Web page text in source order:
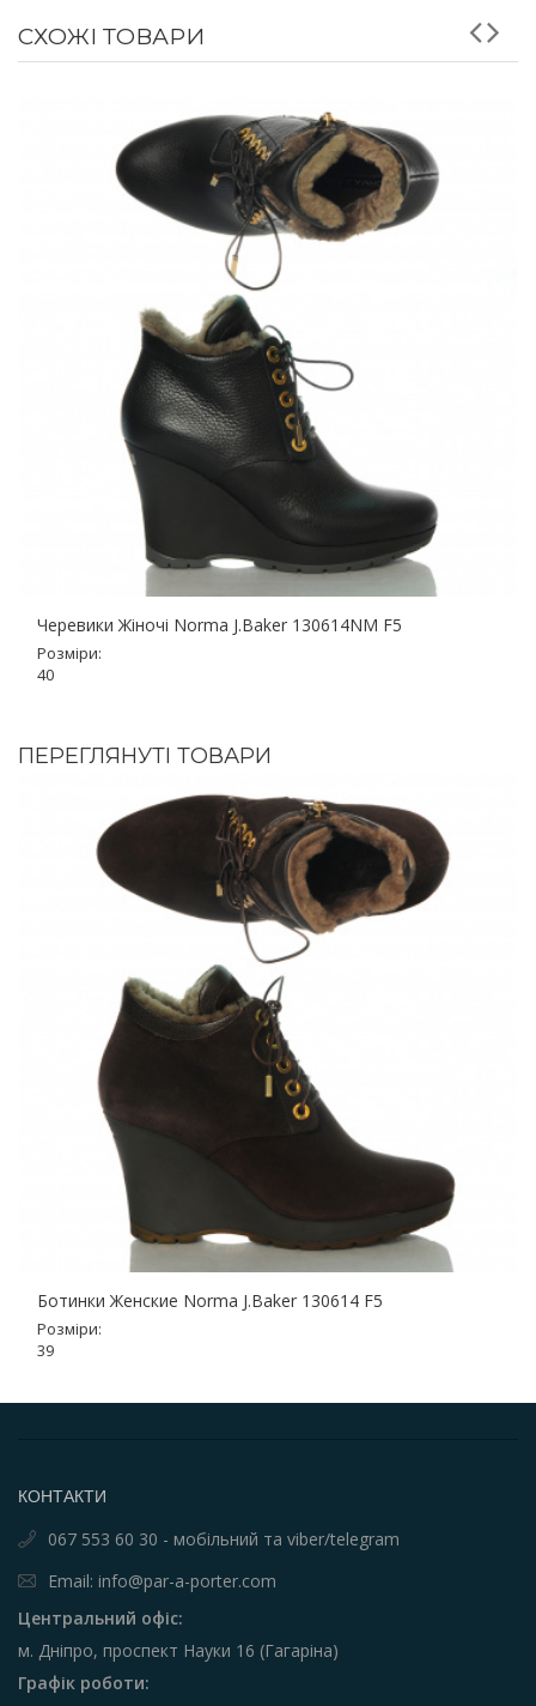
СХОЖІ ТОВАРИ
Черевики Жіночі Norma J.Baker 130614NM F5
Розміри:
40
ПЕРЕГЛЯНУТІ ТОВАРИ
Ботинки Женские Norma J.Baker 130614 F5
Розміри:
39
КОНТАКТИ
067 553 60 30 - мобільний та viber/telegram
Email: info@par-a-porter.com
Центральний офіс:
м. Дніпро, проспект Науки 16 (Гагаріна)
Графік роботи: